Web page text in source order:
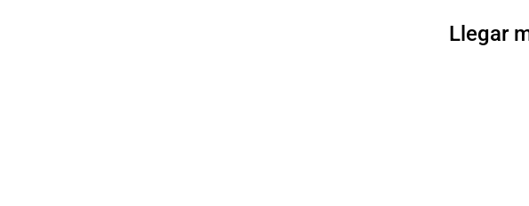
Llegar